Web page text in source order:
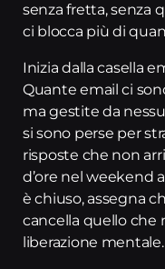
senza fretta, senza
ci blocca più di
Inizia dalla casella
Quante email ci
ma gestite da
si sono perse per
risposte che non
d’ore nel weekend
è chiuso, assegna
cancella quello che
liberazione mentale.